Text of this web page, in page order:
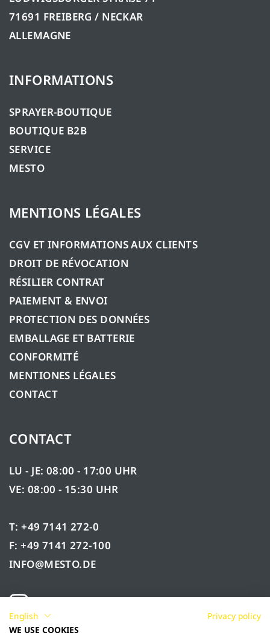
71691 FREIBERG / NECKAR
ALLEMAGNE
INFORMATIONS
SPRAYER-BOUTIQUE
BOUTIQUE B2B
SERVICE
MESTO
MENTIONS LÉGALES
CGV ET INFORMATIONS AUX CLIENTS
DROIT DE RÉVOCATION
RÉSILIER CONTRAT
PAIEMENT & ENVOI
PROTECTION DES DONNÉES
EMBALLAGE ET BATTERIE
CONFORMITÉ
MENTIONES LÉGALES
CONTACT
CONTACT
LU - JE: 08:00 - 17:00 UHR
VE: 08:00 - 15:30 UHR
T: +49 7141 272-0
F: +49 7141 272-100
INFO@MESTO.DE
English
Privacy policy
WE USE COOKIES